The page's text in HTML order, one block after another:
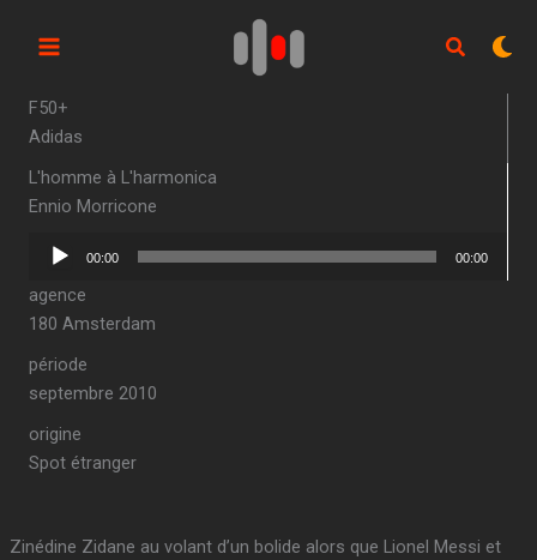
F50+
Adidas
L'homme à L'harmonica
Ennio Morricone
Lecteur
00:00 00:00
agence
180 Amsterdam
période
septembre 2010
origine
Spot étranger
Zinédine Zidane au volant d’un bolide alors que Lionel Messi et